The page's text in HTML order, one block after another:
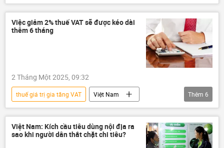
thông tin
Quốc hội
thuế
nộp thuế
kinh tế thị trường
quản lý thị trường
Việc giảm 2% thuế VAT sẽ được kéo dài
thêm 6 tháng
2 Tháng Một 2025, 09:32
thuế giá trị gia tăng VAT
Việt Nam
thông tin
thuế
Tổng cục Thuế
truy thu thuế
trốn thuế
Chính sách
Thêm 6
Việt Nam: Kích cầu tiêu dùng nội địa ra
sao khi người dân thắt chặt chi tiêu?